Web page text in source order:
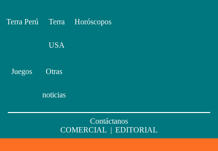
Terra Perú Terra
USA
Horóscopos
Juegos Otras
noticias
Contáctanos
COMERCIAL | EDITORIAL